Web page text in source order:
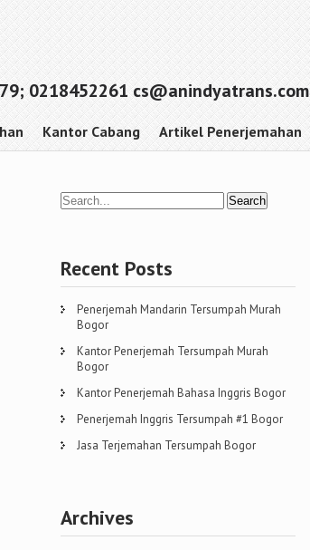
0218452261 cs@anindyatrans.com
Kantor Cabang Artikel Penerjemahan
Recent Posts
Penerjemah Mandarin Tersumpah Murah
Bogor
Kantor Penerjemah Tersumpah Murah
Bogor
Kantor Penerjemah Bahasa Inggris Bogor
Penerjemah Inggris Tersumpah #1 Bogor
Jasa Terjemahan Tersumpah Bogor
Archives